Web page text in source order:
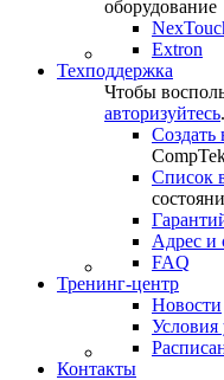
оборудование
Extron
Техподдержка
Чтобы
авторизуйтесь.
Создать
Список
Адрес и
FAQ
Тренинг-центр
Новости
Условия
Контакты